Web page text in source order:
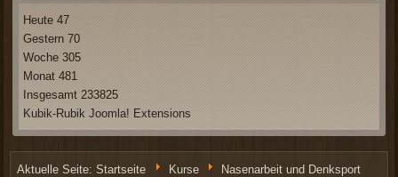
Heute47
Gestern70
Woche305
Monat481
Insgesamt233825
Kubik-Rubik Joomla! Extensions
Aktuelle Seite:Startseite Kurse Nasenarbeit und Denksport